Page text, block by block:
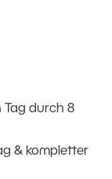
Tag durch 8
& kompletter